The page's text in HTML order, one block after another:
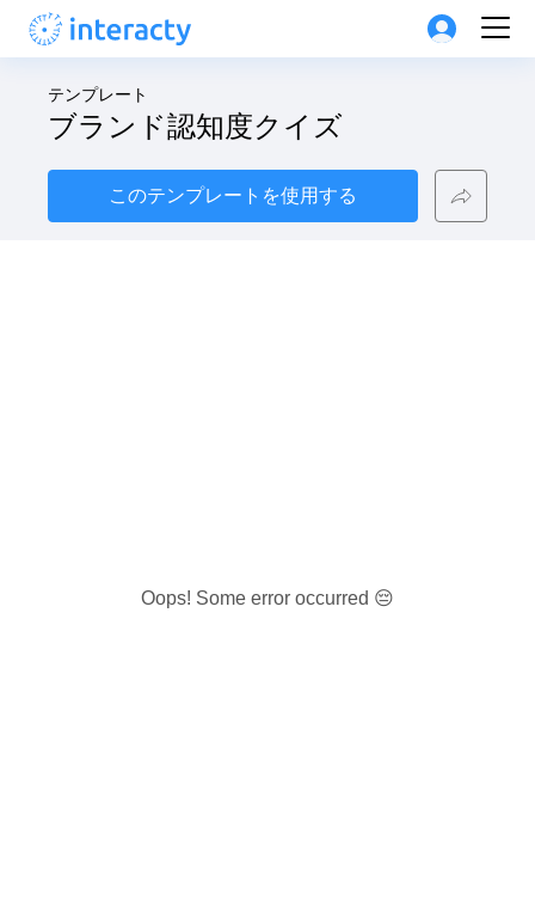
Oops! Some error occurred 😔
テンプレート
ブランド認知度クイズ
このテンプレートを使用する